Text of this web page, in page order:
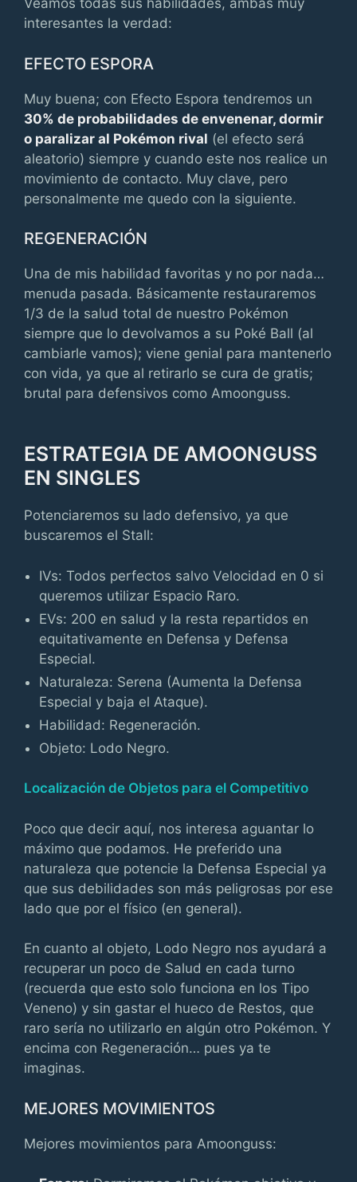
Veamos todas sus habilidades, ambas muy
interesantes la verdad:
EFECTO ESPORA
Muy buena; con Efecto Espora tendremos un
30% de probabilidades de envenenar, dormir
o paralizar al Pokémon rival (el efecto será
aleatorio) siempre y cuando este nos realice un
movimiento de contacto. Muy clave, pero
personalmente me quedo con la siguiente.
REGENERACIÓN
Una de mis habilidad favoritas y no por nada…
menuda pasada. Básicamente restauraremos
1/3 de la salud total de nuestro Pokémon
siempre que lo devolvamos a su Poké Ball (al
cambiarle vamos); viene genial para mantenerlo
con vida, ya que al retirarlo se cura de gratis;
brutal para defensivos como Amoonguss.
ESTRATEGIA DE AMOONGUSS
EN SINGLES
Potenciaremos su lado defensivo, ya que
buscaremos el Stall:
IVs: Todos perfectos salvo Velocidad en 0 si
queremos utilizar Espacio Raro.
EVs: 200 en salud y la resta repartidos en
equitativamente en Defensa y Defensa
Especial.
Naturaleza: Serena (Aumenta la Defensa
Especial y baja el Ataque).
Habilidad: Regeneración.
Objeto: Lodo Negro.
Localización de Objetos para el Competitivo
Poco que decir aquí, nos interesa aguantar lo
máximo que podamos. He preferido una
naturaleza que potencie la Defensa Especial ya
que sus debilidades son más peligrosas por ese
lado que por el físico (en general).
En cuanto al objeto, Lodo Negro nos ayudará a
recuperar un poco de Salud en cada turno
(recuerda que esto solo funciona en los Tipo
Veneno) y sin gastar el hueco de Restos, que
raro sería no utilizarlo en algún otro Pokémon. Y
encima con Regeneración… pues ya te
imaginas.
MEJORES MOVIMIENTOS
Mejores movimientos para Amoonguss: